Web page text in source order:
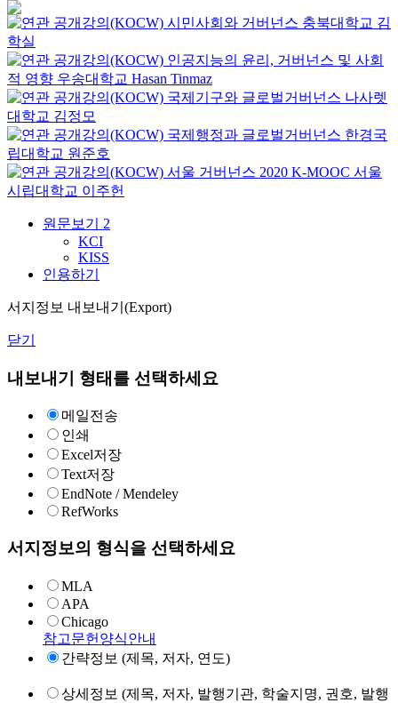
시민사회와 거버넌스 충북대학교 김
학실
인공지능의 윤리, 거버넌스 및 사회
적 영향 우송대학교 Hasan Tinmaz
국제기구와 글로벌거버넌스 나사렛
대학교 김정모
국제행정과 글로벌거버넌스 한경국
립대학교 원준호
서울 거버넌스 2020 K-MOOC 서울
시립대학교 이주헌
원문보기 2
KCI
KISS
인용하기
서지정보 내보내기(Export)
닫기
내보내기 형태를 선택하세요
메일전송
인쇄
Excel저장
Text저장
EndNote / Mendeley
RefWorks
서지정보의 형식을 선택하세요
MLA
APA
Chicago
참고문헌양식안내
간략정보 (제목, 저자, 연도)
상세정보 (제목, 저자, 발행기관, 학술지명, 권호, 발행